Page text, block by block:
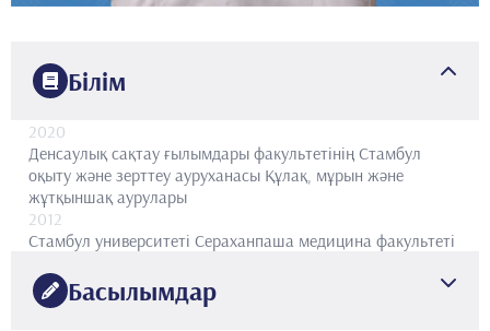
Білім
2020
Денсаулық сақтау ғылымдары факультетінің Стамбул
оқыту және зерттеу ауруханасы Құлақ, мұрын және
жұтқыншақ аурулары
2012
Стамбул университеті Сераханпаша медицина факультеті
Басылымдар